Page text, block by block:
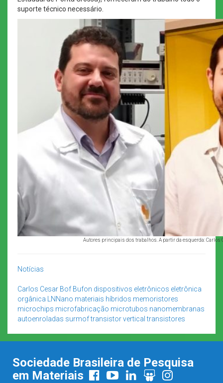
suporte técnico necessário.
Autores principais dos trabalhos. A partir da esquerda: Carlos
Notícias
Carlos Cesar Bof Bufon dispositivos eletrônicos eletrônica
orgânica
LNNano materiais híbridos memoristores
microchips microfabricação microtubos nanomembranas
autoenroladas surmoftransistor vertical transistores
Sociedade Brasileira de Pesquisa
em Materiais